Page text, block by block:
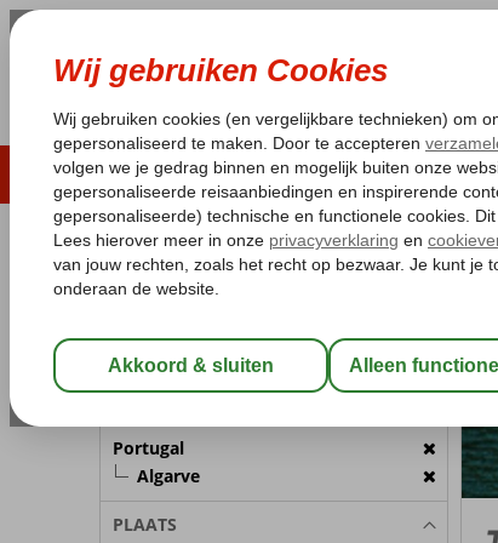
LAST MINUTE ZOMER 2026
Pakketgarantie Laagsteprijsgarantie*
REISGEZELSCHAP
Wijzig Reisgezelschap
Portugal
Algarve
PLAATS